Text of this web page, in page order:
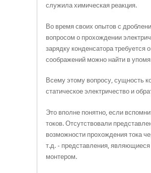
служила химическая реакция.
Во время своих опытов с
вопросом о прохождении
зарядку конденсатора требуется
соображений можно найти в
Всему этому вопросу, сущность
статическое электричество и
Это вполне понятно, если
токов. Отсутствовали
возможности прохождения тока
т.д. - представления, являющиеся
монтером.